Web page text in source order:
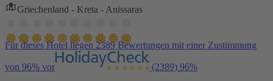
Griechenland - Kreta - Anissaras
Für dieses Hotel liegen 2389 Bewertungen mit einer Zustimmung
von 96% vor (2389) 96%